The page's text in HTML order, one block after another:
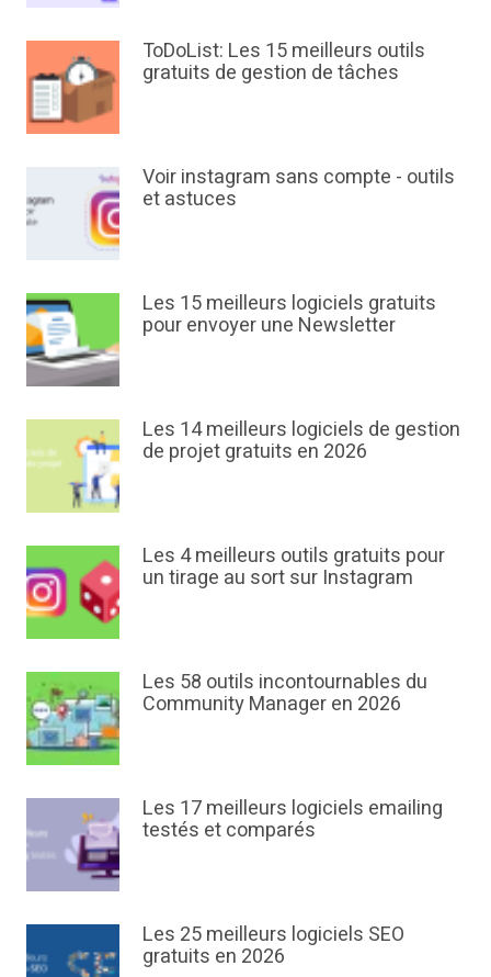
ToDoList: Les 15 meilleurs outils
gratuits de gestion de tâches
Voir instagram sans compte - outils
et astuces
Les 15 meilleurs logiciels gratuits
pour envoyer une Newsletter
Les 14 meilleurs logiciels de gestion
de projet gratuits en 2026
Les 4 meilleurs outils gratuits pour
un tirage au sort sur Instagram
Les 58 outils incontournables du
Community Manager en 2026
Les 17 meilleurs logiciels emailing
testés et comparés
Les 25 meilleurs logiciels SEO
gratuits en 2026